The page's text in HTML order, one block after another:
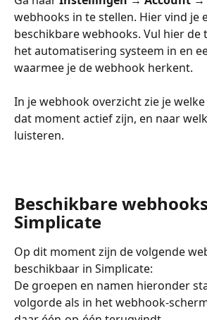
webhooks in te stellen. Hier vind je
beschikbare webhooks. Vul hier de
het automatisering systeem in en
waarmee je de webhook herkent.
In je webhook overzicht zie je
dat moment actief zijn, en naar
luisteren.
Beschikbare
Simplicate
Op dit moment zijn de volgende
beschikbaar in Simplicate:
De groepen en namen hieronder
volgorde als in het webhook-